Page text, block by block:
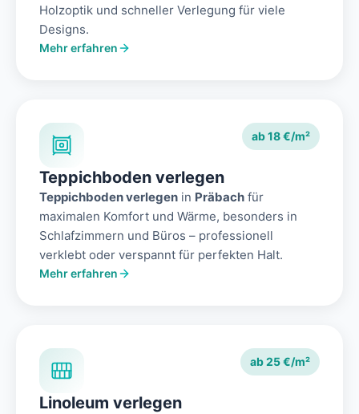
Holzoptik und schneller Verlegung für viele
Designs.
Mehr erfahren
ab 18 €/m²
Teppichboden verlegen
Teppichboden verlegen in Präbach für
maximalen Komfort und Wärme, besonders in
Schlafzimmern und Büros – professionell
verklebt oder verspannt für perfekten Halt.
Mehr erfahren
ab 25 €/m²
Linoleum verlegen